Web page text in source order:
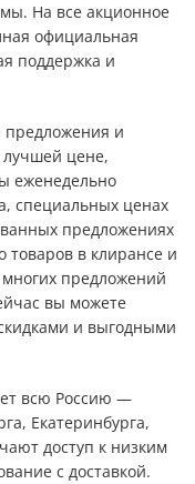
На все акционное
официальная
поддержка и
предложения и
лучшей цене,
еженедельно
специальных ценах
предложениях
товаров в клирансе и
предложений
вы можете
и выгодными
всю Россию —
Екатеринбурга,
доступ к низким
с доставкой.